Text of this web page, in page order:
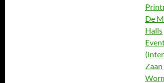
De
Halls